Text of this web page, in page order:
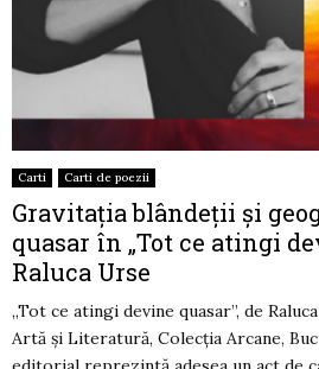
Carti Carti de poezii
Gravitația blândeții și
quasar în „Tot ce atingi
Raluca Urse
„Tot ce atingi devine quasar”, de
Artă și Literatură, Colecția Arcane,